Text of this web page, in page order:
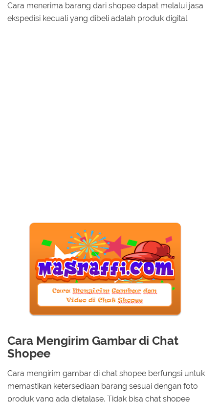
Cara menerima barang dari shopee dapat melalui jasa
ekspedisi kecuali yang dibeli adalah produk digital.
Cara Mengirim Gambar di Chat
Shopee
Cara mengirim gambar di chat shopee berfungsi untuk
memastikan ketersediaan barang sesuai dengan foto
produk yang ada dietalase. Tidak bisa chat shopee